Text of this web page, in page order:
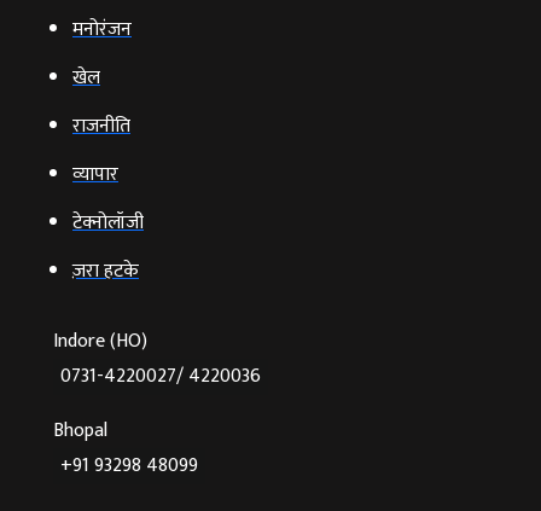
मनोरंजन
खेल
राजनीति
व्‍यापार
टेक्‍नोलॉजी
ज़रा हटके
Indore (HO)
0731-4220027/ 4220036
Bhopal
+91 93298 48099